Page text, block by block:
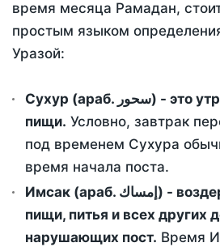
время месяца Рамадан,
простым языком
Уразой:
Сухур (араб. سحور) - это утренний прием
пищи. Условно, завтрак
под временем Сухура
время начала поста.
Имсак (араб. إمساك) - воздержание от приема
пищи, питья и всех других
нарушающих пост. Время